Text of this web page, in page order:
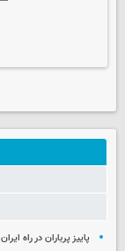
پاییز پرباران در راه ایران